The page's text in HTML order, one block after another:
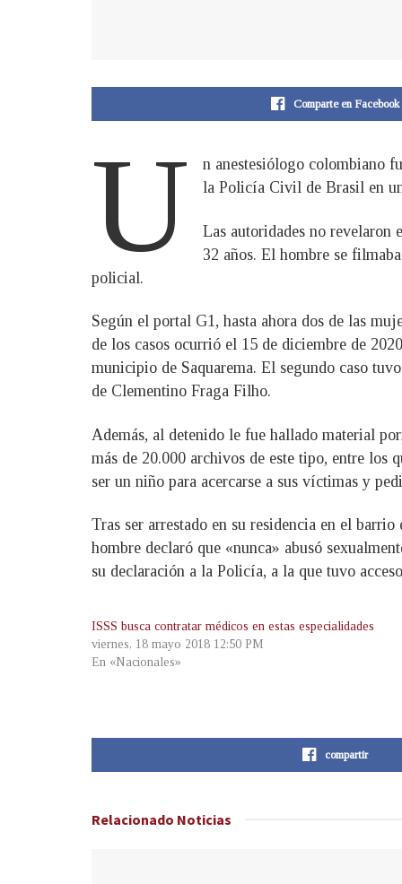
Comparte en Facebook
U
n anestesiólogo colombiano
la Policía Civil de Brasil en
Las autoridades no revelaron
32 años. El hombre se
policial.
Según el portal G1, hasta ahora dos de las
de los casos ocurrió el 15 de diciembre de
municipio de Saquarema. El segundo caso
de Clementino Fraga Filho.
Además, al detenido le fue hallado material
más de 20.000 archivos de este tipo, entre los
ser un niño para acercarse a sus víctimas y
Tras ser arrestado en su residencia en el
hombre declaró que «nunca» abusó
su declaración a la Policía, a la que tuvo
ISSS busca contratar médicos en estas especialidades
viernes, 18 mayo 2018 12:50 PM
En «Nacionales»
compartir
Relacionado Noticias